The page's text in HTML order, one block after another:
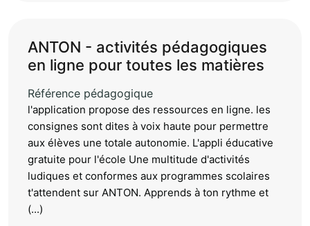
ANTON - activités pédagogiques
en ligne pour toutes les matières
Référence pédagogique
l'application propose des ressources en ligne. les
consignes sont dites à voix haute pour permettre
aux élèves une totale autonomie. L'appli éducative
gratuite pour l'école Une multitude d'activités
ludiques et conformes aux programmes scolaires
t'attendent sur ANTON. Apprends à ton rythme et
(...)